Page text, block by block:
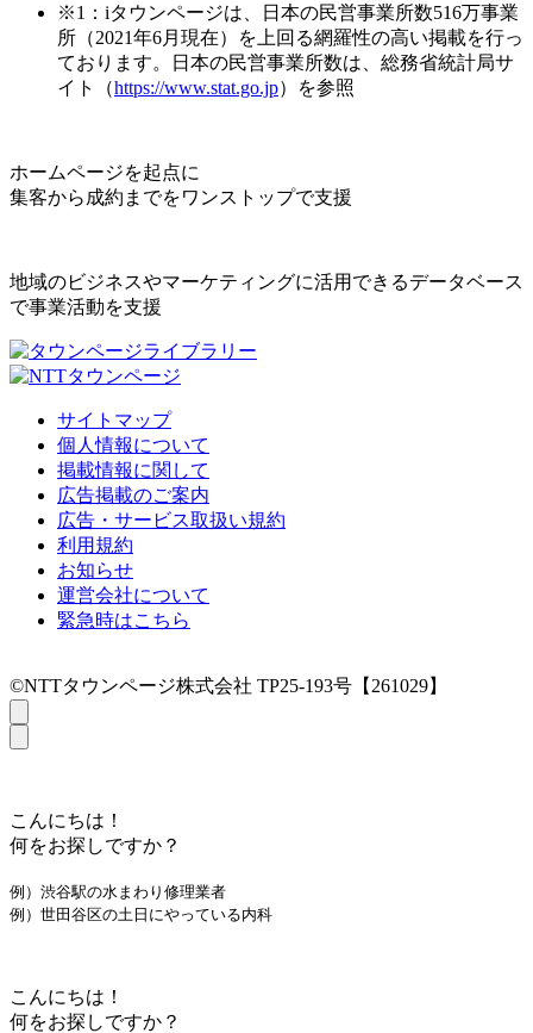
※1：iタウンページは、日本の民営事業所数516万事業
所（2021年6月現在）を上回る網羅性の高い掲載を行っ
ております。日本の民営事業所数は、総務省統計局サ
イト（https://www.stat.go.jp）を参照
ホームページを起点に
集客から成約までをワンストップで支援
地域のビジネスやマーケティングに活用できるデータベース
で事業活動を支援
サイトマップ
個人情報について
掲載情報に関して
広告掲載のご案内
広告・サービス取扱い規約
利用規約
お知らせ
運営会社について
緊急時はこちら
©NTTタウンページ株式会社 TP25-193号【261029】
こんにちは！
何をお探しですか？
例）渋谷駅の水まわり修理業者
例）世田谷区の土日にやっている内科
こんにちは！
何をお探しですか？